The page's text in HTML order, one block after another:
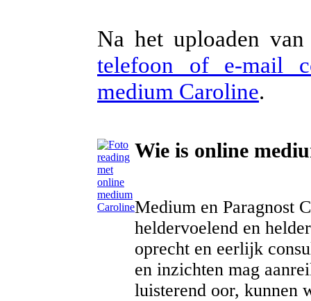
Na het uploaden
telefoon of e-mail
medium Caroline.
Wie is online
Medium en Paragnost
heldervoelend en
oprecht en eerlijk
en inzichten mag
luisterend oor, kunnen